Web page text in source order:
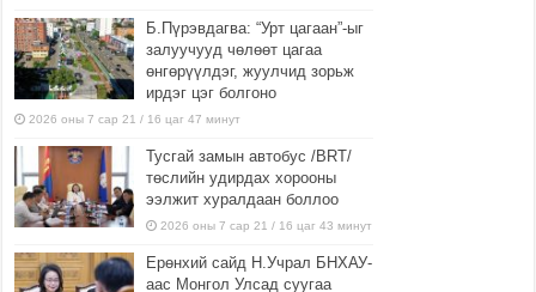
Б.Пүрэвдагва: “Урт цагаан”-ыг
залуучууд чөлөөт цагаа
өнгөрүүлдэг, жуулчид зорьж
ирдэг цэг болгоно
2026 оны 7 сар 21 / 16 цаг 47 минут
Тусгай замын автобус /BRT/
төслийн удирдах хорооны
ээлжит хуралдаан боллоо
2026 оны 7 сар 21 / 16 цаг 43 минут
Ерөнхий сайд Н.Учрал БНХАУ-
аас Монгол Улсад суугаа